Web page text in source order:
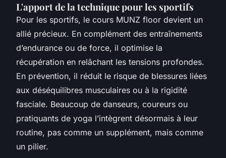
L'apport de la technique pour les sportifs
Pour les sportifs, le cours MUNZ floor devient un
allié précieux. En complément des entraînements
d’endurance ou de force, il optimise la
récupération en relâchant les tensions profondes.
En prévention, il réduit le risque de blessures liées
aux déséquilibres musculaires ou à la rigidité
fasciale. Beaucoup de danseurs, coureurs ou
pratiquants de yoga l’intègrent désormais à leur
routine, pas comme un supplément, mais comme
un pilier.